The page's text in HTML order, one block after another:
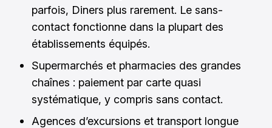
parfois, Diners plus rarement. Le sans-
contact fonctionne dans la plupart des
établissements équipés.
Supermarchés et pharmacies des grandes
chaînes : paiement par carte quasi
systématique, y compris sans contact.
Agences d’excursions et transport longue